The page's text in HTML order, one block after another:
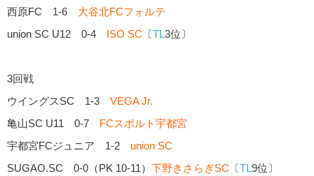
西原FC 1-6 大谷北FCフォルテ
union SC U12 0-4 ISO SC 〔TL3位〕
3回戦
ウイングスSC 1-3 VEGA Jr.
亀山SC U11 0-7 FCスポルト宇都宮
宇都宮FCジュニア 1-2 union SC
SUGAO.SC 0-0（PK 10-11） 下野きさらぎSC 〔TL9位〕